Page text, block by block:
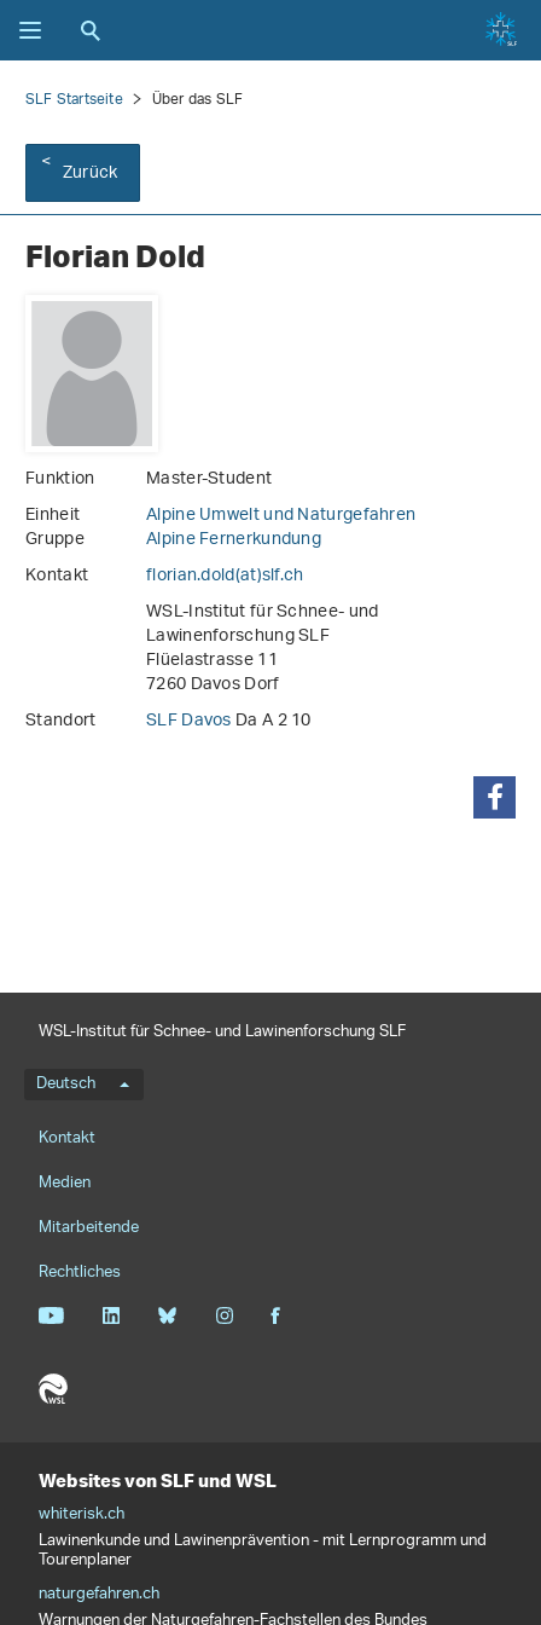
SLF Startseite Über das SLF
Zurück
Florian Dold
Funktion
Master-Student
Einheit
Alpine Umwelt und Naturgefahren
Gruppe
Alpine Fernerkundung
Kontakt
florian.dold(at)slf.ch
WSL-Institut für Schnee- und
Lawinenforschung SLF
Flüelastrasse 11
7260 Davos Dorf
Standort
SLF DavosDa A 2 10
WSL-Institut für Schnee- und Lawinenforschung SLF
Sprachmenü
Deutsch
Footernavigation
Kontakt
Medien
Mitarbeitende
Rechtliches
Websites von SLF und WSL
whiterisk.ch
Lawinenkunde und Lawinenprävention - mit Lernprogramm und
Tourenplaner
naturgefahren.ch